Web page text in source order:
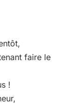
faire le
!